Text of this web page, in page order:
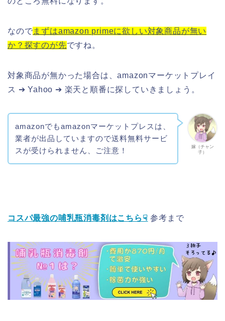
なのでまずはamazon primeに欲しい対象商品が無い
か？探すのが先ですね。
対象商品が無かった場合は、amazonマーケットプレイ
ス ➔ Yahoo ➔ 楽天と順番に探していきましょう。
嫁（チャン
子）
amazonでもamazonマーケットプレスは、
業者が出品していますので送料無料サービ
スが受けられません、ご注意！
コスパ最強の哺乳瓶消毒剤はこちら☟ 参考まで